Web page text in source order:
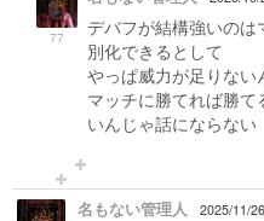
77
デバフが結構強いの
別化できるとして
やっぱ威力が足りない
マッチに勝てれば勝
いんじゃ話にならない
名もない管理人 2025/11/